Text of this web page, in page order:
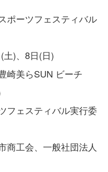
ポーツフェスティバル
土)、8日(日)
崎美らSUN ビーチ
フェスティバル実行委
商工会、一般社団法人